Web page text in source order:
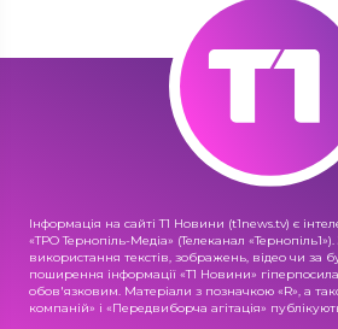
Інформація на сайті Т1 Новини (t1news.tv) є
«ТРО Тернопіль-Медіа» (Телеканал
використання текстів, зображень, відео чи за
поширення інформації «Т1 Новини»
обов'язковим. Матеріали з позначкою «R», а
компаній» і «Передвиборча агітація»